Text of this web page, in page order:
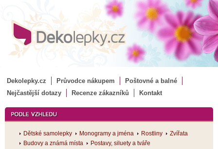
Dekolepky.cz Průvodce nákupem
Poštovné a balné
Nejčastější dotazy
Recenze zákazníků Kontakt
Dětské samolepky Monogramy a jména Rostliny
Zvířata
Budovy a známá místa
Postavy, siluety a tváře